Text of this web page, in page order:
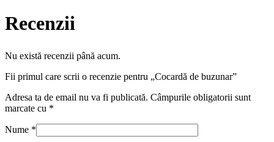
Recenzii
Nu există recenzii până acum.
Fii primul care scrii o recenzie pentru „Cocardă de buzunar”
Adresa ta de email nu va fi publicată. Câmpurile obligatorii sunt
marcate cu *
Nume *